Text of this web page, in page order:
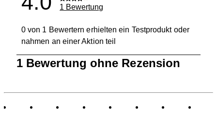
1 Bewertung
0 von 1 Bewertern erhielten ein Testprodukt oder
nahmen an einer Aktion teil
von
1 Bewertung ohne Rezension